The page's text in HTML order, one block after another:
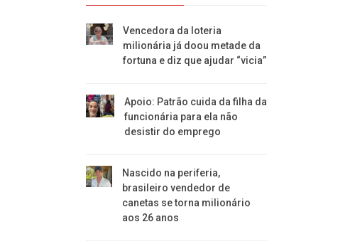
Vencedora da loteria
milionária já doou metade da
fortuna e diz que ajudar “vicia”
Apoio: Patrão cuida da filha da
funcionária para ela não
desistir do emprego
Nascido na periferia,
brasileiro vendedor de
canetas se torna milionário
aos 26 anos